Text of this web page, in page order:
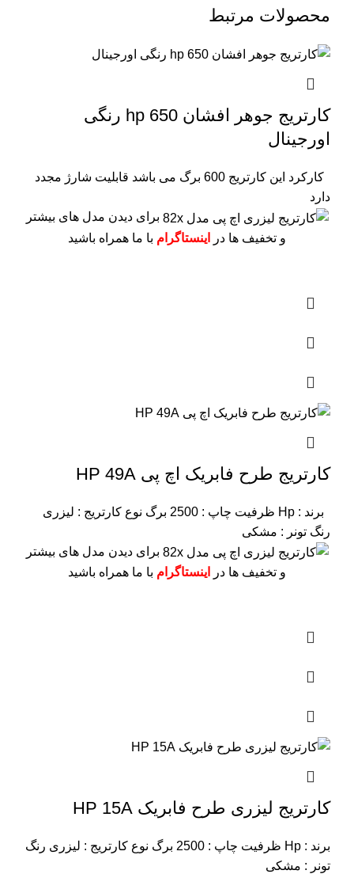
محصولات مرتبط
کارتریج جوهر افشان hp 650 رنگی
اورجینال
کارکرد این کارتریج 600 برگ می باشد
قابلیت شارژ مجدد
دارد
برای دیدن مدل های بیشتر
و تخفیف ها در
اینستاگرام با ما همراه باشید
کارتریج طرح فابریک اچ پی HP 49A
برند : Hp ظرفیت چاپ : 2500 برگ
نوع کارتریج : لیزری
رنگ تونر : مشکی
برای دیدن مدل های بیشتر
و تخفیف ها در
اینستاگرام با ما همراه باشید
کارتریج لیزری طرح فابریک HP 15A
برند : Hp ظرفیت چاپ : 2500 برگ نوع کارتریج : لیزری رنگ
تونر : مشکی